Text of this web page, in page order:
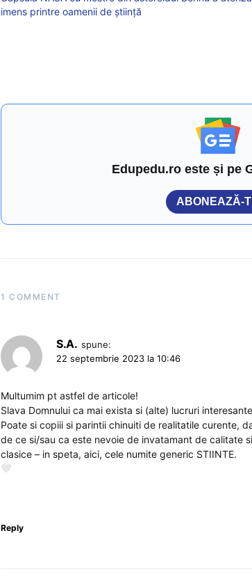
imens printre oamenii de ştiinţă
Edupedu.ro este și pe
ABONEAZĂ-
1 COMMENT
S.A. spune:
22 septembrie 2023 la 10:46
Multumim pt astfel de articole!
Slava Domnului ca mai exista si (alte) lucruri
Poate si copiii si parintii chinuiti de realitatile curente,
de ce si/sau ca este nevoie de invatamant de calitate
clasice – in speta, aici, cele numite generic STIINTE.
Reply